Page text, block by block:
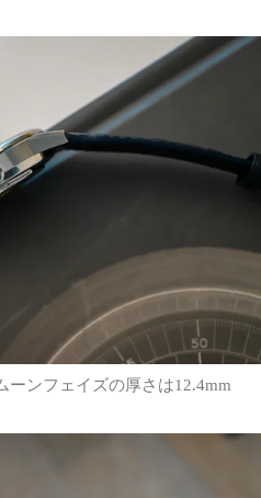
ーンフェイズの厚さは12.4mm